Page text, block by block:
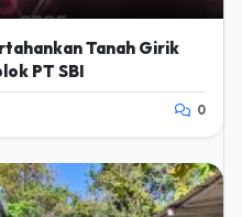
Tanah Girik
PT SBI
0